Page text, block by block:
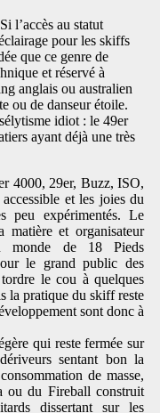
Si l’accès au statut
pour les skiffs
que ce genre de
et réservé à
anglais ou australien
ou de danseur étoile.
idiot : le 49er
ayant déjà une très
4000, 29er, Buzz, ISO,
et les joies du
peu expérimentés. Le
et organisateur
monde de 18 Pieds
le grand public des
le cou à quelques
la pratique du skiff reste
sont donc à
qui reste fermée sur
sentant bon la
de masse,
ou du Fireball construit
dissertant sur les